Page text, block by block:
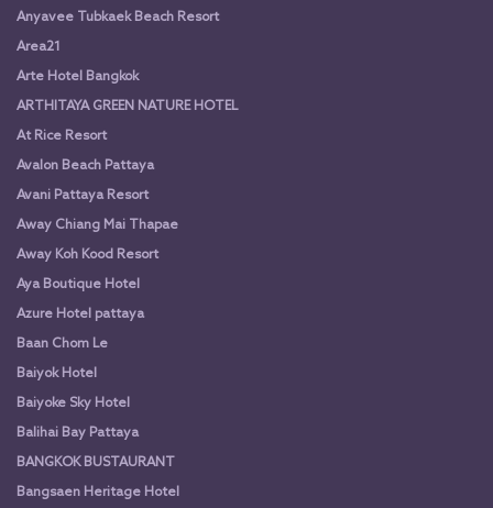
Anyavee Tubkaek Beach Resort
Area21
Arte Hotel Bangkok
ARTHITAYA GREEN NATURE HOTEL
At Rice Resort
Avalon Beach Pattaya
Avani Pattaya Resort
Away Chiang Mai Thapae
Away Koh Kood Resort
Aya Boutique Hotel
Azure Hotel pattaya
Baan Chom Le
Baiyok Hotel
Baiyoke Sky Hotel
Balihai Bay Pattaya
BANGKOK BUSTAURANT
Bangsaen Heritage Hotel